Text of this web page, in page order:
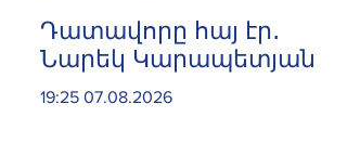
Դատավորը հայ էր․
Նարեկ Կարապետյան
19:25 07.08.2026